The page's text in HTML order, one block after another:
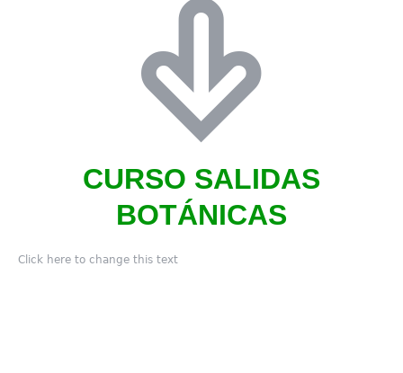
CURSO SALIDAS
BOTÁNICAS
Click here to change this text